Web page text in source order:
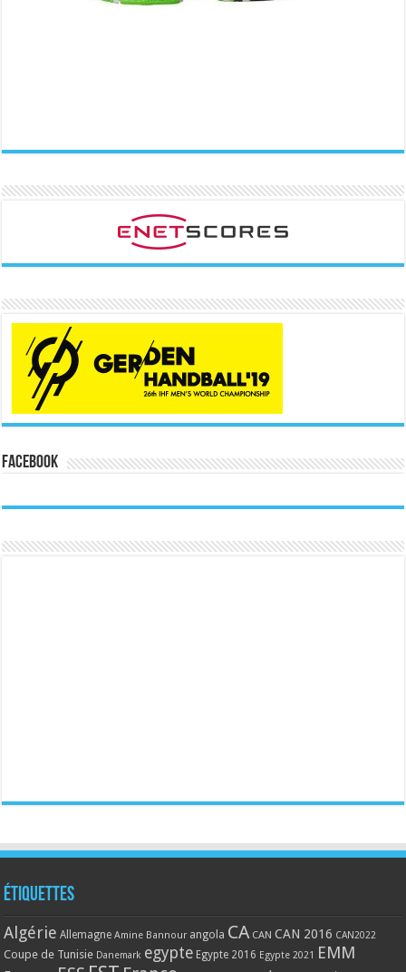
Facebook
Étiquettes
Algérie Allemagne Amine Bannour angola CA CAN CAN 2016 CAN2022
Coupe de Tunisie Danemark egypte Egypte 2016 Egypte 2021 EMM